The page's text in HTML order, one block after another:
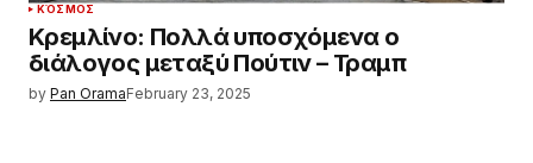
ΚΌΣΜΟΣ
Κρεμλίνο: Πολλά υποσχόμενα ο
διάλογος μεταξύ Πούτιν – Τραμπ
by Pan OramaFebruary 23, 2025